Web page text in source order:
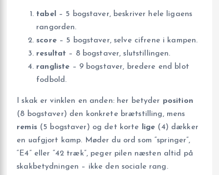
tabel– 5 bogstaver, beskriver hele ligaens
rangorden.
score– 5 bogstaver, selve cifrene i kampen.
resultat – 8 bogstaver, slutstillingen.
rangliste – 9 bogstaver, bredere end blot
fodbold.
I skak er vinklen en anden: her betyder position
(8 bogstaver) den konkrete brætstilling, mens
remis(5 bogstaver) og det korte lige (4) dækker
en uafgjort kamp. Møder du ord som “springer”,
“E4” eller “42 træk”, peger pilen næsten altid på
skakbetydningen – ikke den sociale rang.